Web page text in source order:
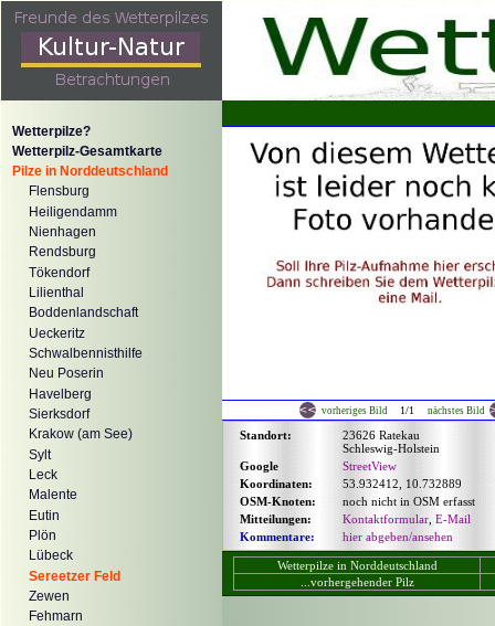
Wetterpilze?
Wetterpilz-Gesamtkarte
Pilze in Norddeutschland
Flensburg
Heiligendamm
Nienhagen
Rendsburg
Tökendorf
Lilienthal
Boddenlandschaft
Ueckeritz
Schwalbennisthilfe
Neu Poserin
Havelberg
Sierksdorf
Krakow (am See)
Sylt
Leck
Malente
Eutin
Plön
Lübeck
Sereetzer Feld
Zewen
Fehmarn
vorheriges Bild 1/1 nächstes Bild
Standort:
23626 Ratekau
Schleswig-Holstein
Google
StreetView
Koordinaten:
53.932412, 10.732889
OSM-Knoten:
noch nicht in OSM erfasst
Mitteilungen:
Kontaktformular E-Mail
Kommentare:
hier abgeben/ansehen
Wetterpilze in Norddeutschland
...vorhergehender Pilz